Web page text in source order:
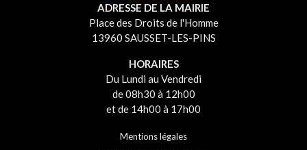
ADRESSE DE LA MAIRIE
Place des Droits de l'Homme
13960 SAUSSET-LES-PINS
HORAIRES
Du Lundi au Vendredi
de 08h30 à 12h00
et de 14h00 à 17h00
Mentions légales